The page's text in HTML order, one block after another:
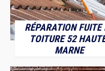
RÉPARATION FUITE
TOITURE 52
MARNE